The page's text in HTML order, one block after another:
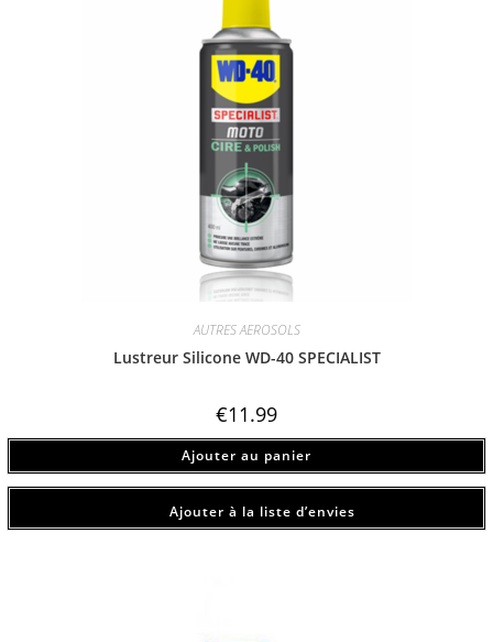
AUTRES AEROSOLS
Lustreur Silicone WD-40 SPECIALIST
€11.99
Ajouter au panier
Ajouter à la liste d’envies